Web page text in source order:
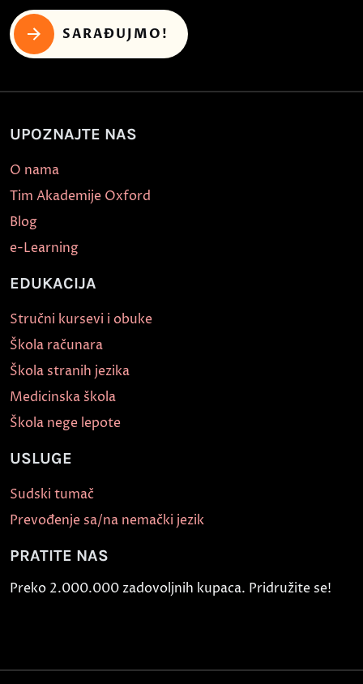
SARAĐUJMO!
UPOZNAJTE NAS
O nama
Tim Akademije Oxford
Blog
e-Learning
EDUKACIJA
Stručni kursevi i obuke
Škola računara
Škola stranih jezika
Medicinska škola
Škola nege lepote
USLUGE
Sudski tumač
Prevođenje sa/na nemački jezik
PRATITE NAS
Preko 2.000.000 zadovoljnih kupaca. Pridružite se!